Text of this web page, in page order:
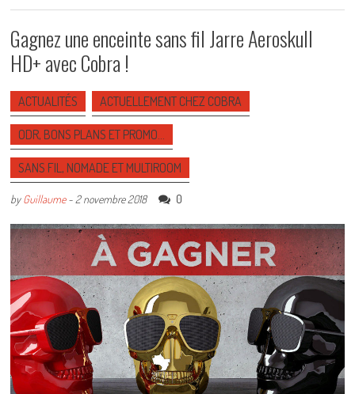
Gagnez une enceinte sans fil Jarre Aeroskull
HD+ avec Cobra !
ACTUALITÉS ACTUELLEMENT CHEZ COBRA
ODR, BONS PLANS ET PROMO…
SANS FIL, NOMADE ET MULTIROOM
byGuillaume- 2 novembre 2018 0